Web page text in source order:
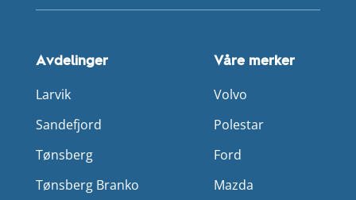
Avdelinger
Larvik
Sandefjord
Tønsberg
Tønsberg Branko
Våre merker
Volvo
Polestar
Ford
Mazda